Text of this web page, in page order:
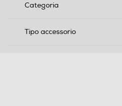
Categoria
Tipo accessorio